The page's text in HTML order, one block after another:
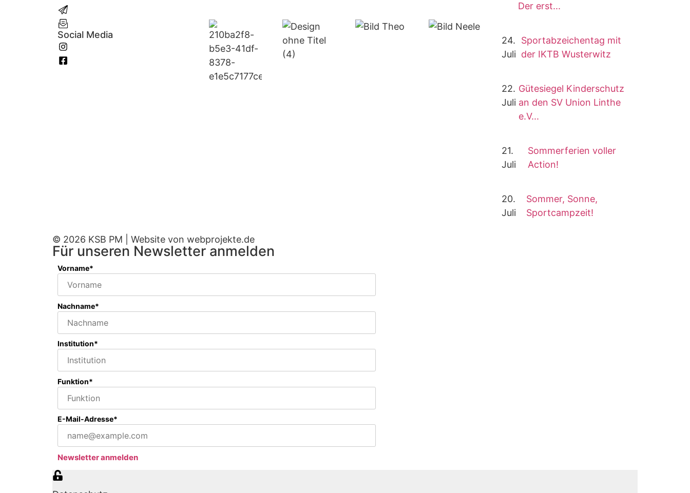
Social Media
Der erst...
24.
Juli
Sportabzeichentag mit
der IKTB Wusterwitz
22.
Juli
Gütesiegel Kinderschutz
an den SV Union Linthe
e.V...
21.
Juli
Sommerferien voller
Action!
20.
Juli
Sommer, Sonne,
Sportcampzeit!
© 2026 KSB PM | Website von webprojekte.de
Für unseren Newsletter anmelden
Vorname*
Nachname*
Institution*
Funktion*
E-Mail-Adresse*
Newsletter anmelden